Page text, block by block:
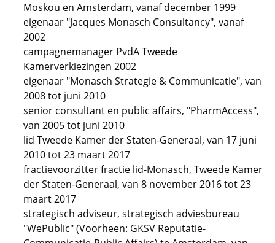
Moskou en Amsterdam, vanaf december 1999
eigenaar "Jacques Monasch Consultancy", vanaf
2002
campagnemanager PvdA Tweede
Kamerverkiezingen 2002
eigenaar "Monasch Strategie & Communicatie", van
2008 tot juni 2010
senior consultant en public affairs, "PharmAccess",
van 2005 tot juni 2010
lid Tweede Kamer der Staten-Generaal, van 17 juni
2010 tot 23 maart 2017
fractievoorzitter fractie lid-Monasch, Tweede Kamer
der Staten-Generaal, van 8 november 2016 tot 23
maart 2017
strategisch adviseur, strategisch adviesbureau
"WePublic" (Voorheen: GKSV Reputatie-